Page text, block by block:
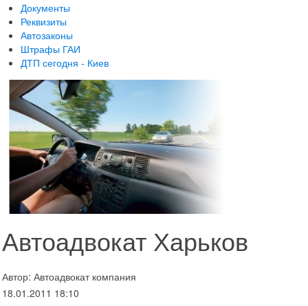
Документы
Реквизиты
Автозаконы
Штрафы ГАИ
ДТП сегодня - Киев
Автоадвокат Харьков
Автор: Автоадвокат компания
18.01.2011 18:10